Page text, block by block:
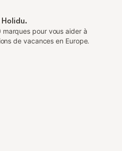
pour vous aider à
de vacances en Europe.